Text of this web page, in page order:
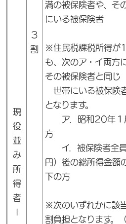
３
割
現
役
並
み
所
得
者
満の被保険者や、そ
にいる被保険者
※住民税課税所得が
も、次のア・イ両方
その被保険者と同じ
世帯にいる被保険
となります。
ア．昭和20年１
方
イ．被保険者全
円）後の総所得金
下の方
※次のいずれかに該
割負担となります。